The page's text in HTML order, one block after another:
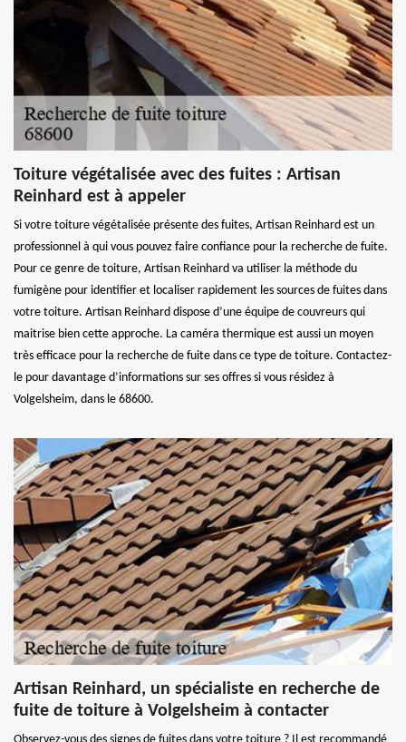
Toiture végétalisée avec des fuites : Artisan
Reinhard est à appeler
Si votre toiture végétalisée présente des fuites, Artisan Reinhard est un
professionnel à qui vous pouvez faire confiance pour la recherche de fuite.
Pour ce genre de toiture, Artisan Reinhard va utiliser la méthode du
fumigène pour identifier et localiser rapidement les sources de fuites dans
votre toiture. Artisan Reinhard dispose d’une équipe de couvreurs qui
maitrise bien cette approche. La caméra thermique est aussi un moyen
très efficace pour la recherche de fuite dans ce type de toiture. Contactez-
le pour davantage d’informations sur ses offres si vous résidez à
Volgelsheim, dans le 68600.
Artisan Reinhard, un spécialiste en recherche de
fuite de toiture à Volgelsheim à contacter